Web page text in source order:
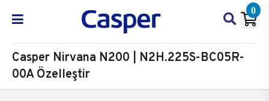
0
Casper Nirvana N200 | N2H.225S-BC05R-
00A Özelleştir